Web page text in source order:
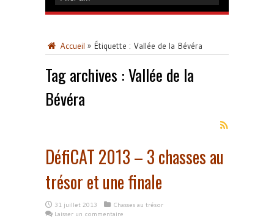
Accueil » Étiquette : Vallée de la Bévéra
Tag archives :Vallée de la
Bévéra
DéfiCAT 2013 – 3 chasses au
trésor et une finale
31 juillet 2013
Chasses au trésor
Laisser un commentaire